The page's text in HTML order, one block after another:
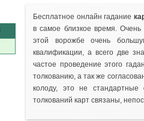
Бесплатное онлайн гадание
в самое близкое время. Очень
этой ворожбе очень
квалификации, а всего две
частое проведение этого
толкованию, а так же
колоду, это не
толкований карт связаны,